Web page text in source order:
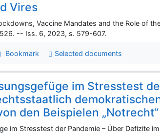
Vires
Vaccine Mandates and the Role of
-- Iss. 6, 2023, s. 579-607.
Bookmark Selected documents
im Stresstest
den Beispielen
im Stresstest der Pandemie – Über Defizite